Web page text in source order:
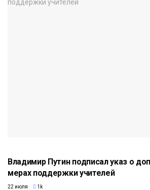
Владимир Путин подписал указ о
мерах поддержки учителей
22 июля 1k